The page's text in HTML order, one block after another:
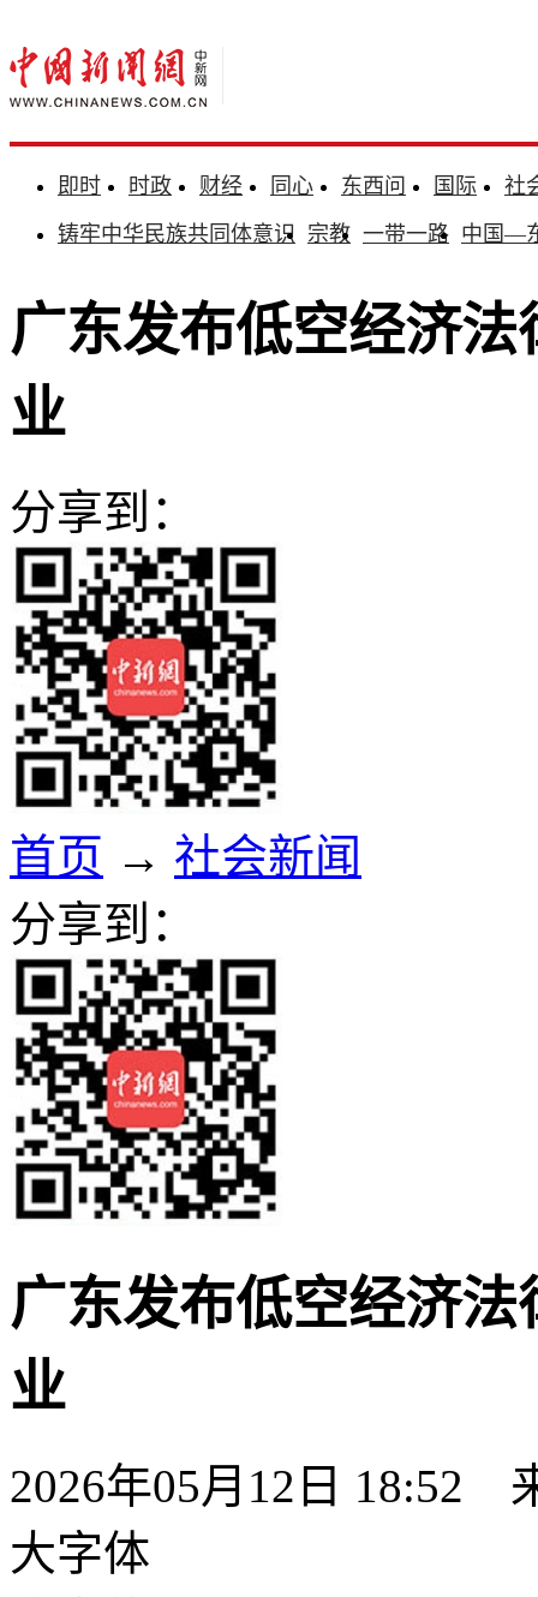
即时 时政 财经 同心 东西问 国际
社
铸牢中华民族共同体意识 宗教 一带一路 中国—
广东发布低空经济
业
分享到：
首页 → 社会新闻
分享到：
广东发布低空经济
业
2026年05月12日 18:52
大字体